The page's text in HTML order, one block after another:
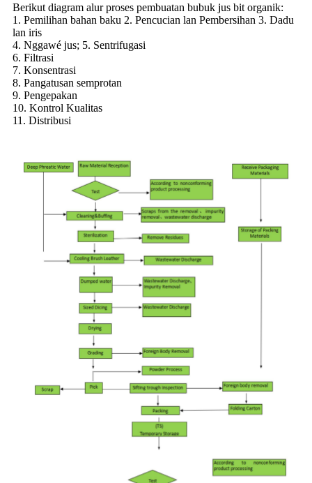
Berikut diagram alur proses pembuatan bubuk jus bit organik:
1. Pemilihan bahan baku 2. Pencucian lan Pembersihan 3. Dadu
lan iris
4. Nggawé jus; 5. Sentrifugasi
6. Filtrasi
7. Konsentrasi
8. Pangatusan semprotan
9. Pengepakan
10. Kontrol Kualitas
11. Distribusi